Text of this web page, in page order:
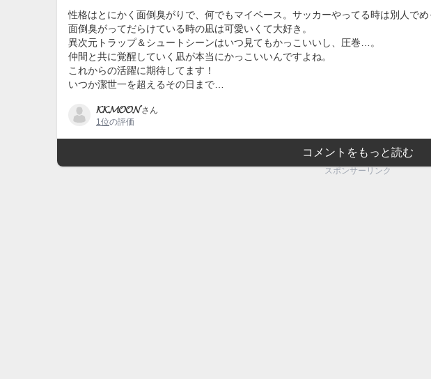
性格はとにかく面倒臭がりで、何でもマイペース。サッカーやってる時は別人でめ
面倒臭がってだらけている時の凪は可愛いくて大好き。
異次元トラップ＆シュートシーンはいつ見てもかっこいいし、圧巻…。
仲間と共に覚醒していく凪が本当にかっこいいんですよね。
これからの活躍に期待してます！
いつか潔世一を超えるその日まで…
𝓚𝓚𝓜𝓞𝓞𝓝さん
1位の評価
コメントをもっと読む
スポンサーリンク